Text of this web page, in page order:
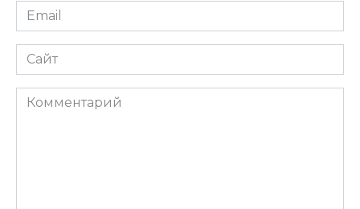
Email
*
Сайт
Комментарий